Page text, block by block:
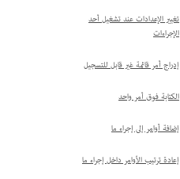
تغيير الإعدادات عند تشغيل أحد
الإجراءات
إدراج أمر قائمة غير قابل للتسجيل
الكتابة فوق أمر واحد
إضافة أوامر إلى إجراء ما
إعادة ترتيب الأوامر داخل إجراء ما